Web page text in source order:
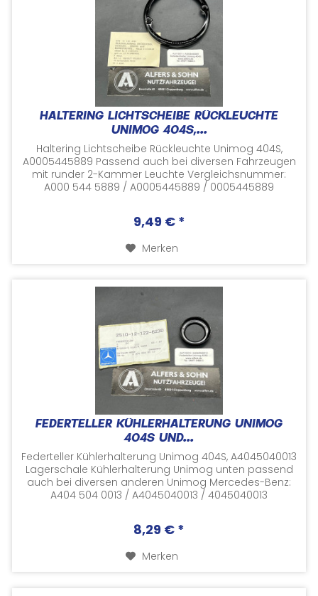
HALTERING LICHTSCHEIBE RÜCKLEUCHTE
UNIMOG 404S,...
Haltering Lichtscheibe Rückleuchte Unimog 404S,
A0005445889 Passend auch bei diversen Fahrzeugen
mit runder 2-Kammer Leuchte Vergleichsnummer:
A000 544 5889 / A0005445889 / 0005445889
9,49 € *
Merken
FEDERTELLER KÜHLERHALTERUNG UNIMOG
404S UND...
Federteller Kühlerhalterung Unimog 404S, A4045040013
Lagerschale Kühlerhalterung Unimog unten passend
auch bei diversen anderen Unimog Mercedes-Benz:
A404 504 0013 / A4045040013 / 4045040013
8,29 € *
Merken